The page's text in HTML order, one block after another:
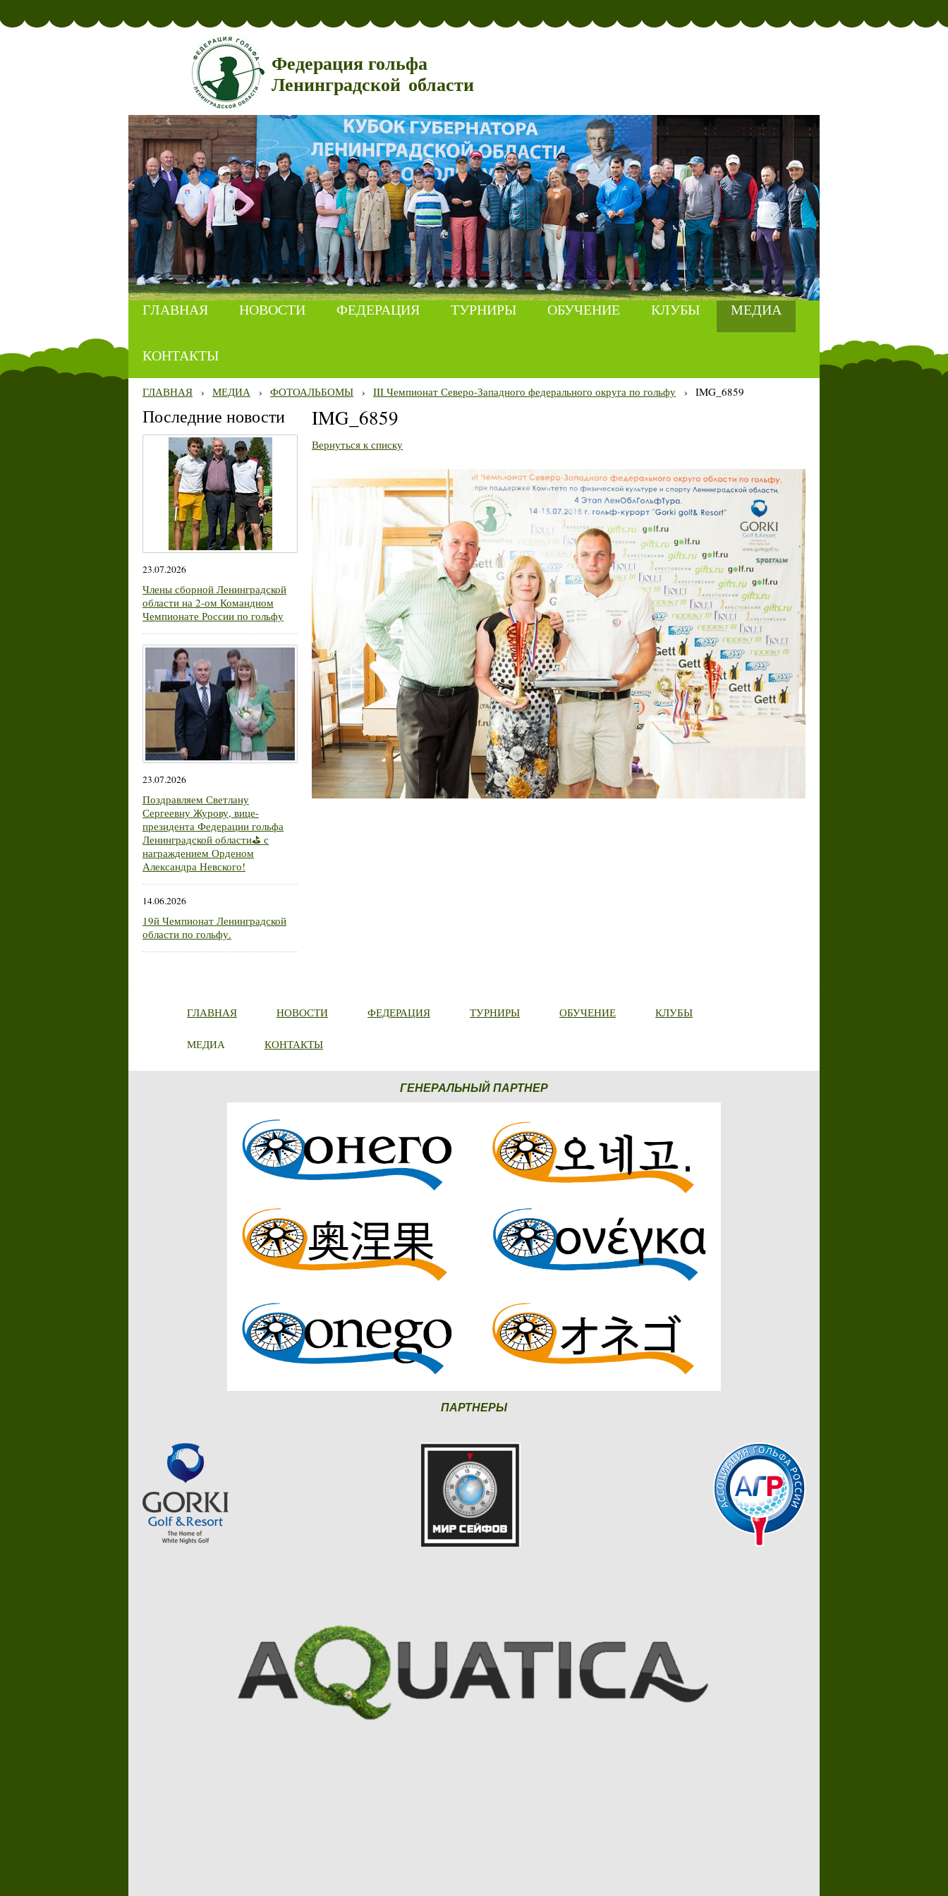
Федерация гольфа
Ленинградской области
ГЛАВНАЯ НОВОСТИ ФЕДЕРАЦИЯ ТУРНИРЫ ОБУЧЕНИЕ КЛУБЫ МЕДИА
КОНТАКТЫ
ГЛАВНАЯ › МЕДИА › ФОТОАЛЬБОМЫ › III Чемпионат Северо-Западного федерального округа по гольфу › IMG_6859
Последние новости
23.07.2026
Члены сборной Ленинградской
области на 2-ом Командном
Чемпионате России по гольфу
23.07.2026
Поздравляем Светлану
Сергеевну Журову, вице-
президента Федерации гольфа
Ленинградской области⛳ с
награждением Орденом
Александра Невского!
14.06.2026
19й Чемпионат Ленинградской
области по гольфу.
IMG_6859
Вернуться к списку
ГЛАВНАЯ НОВОСТИ ФЕДЕРАЦИЯ ТУРНИРЫ ОБУЧЕНИЕ КЛУБЫ
МЕДИА КОНТАКТЫ
ГЕНЕРАЛЬНЫЙ ПАРТНЕР
ПАРТНЕРЫ